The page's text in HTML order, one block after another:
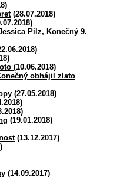
(28.07.2018)
Pilz, Konečný 9.
(10.06.2018)
obhájil zlato
(27.05.2018)
(19.01.2018)
(13.12.2017)
(14.09.2017)